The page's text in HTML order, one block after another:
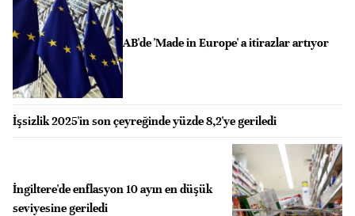
AB'de 'Made in Europe' a itirazlar artıyor
İşsizlik 2025'in son çeyreğinde yüzde 8,2'ye geriledi
İngiltere'de enflasyon 10 ayın en düşük
seviyesine geriledi